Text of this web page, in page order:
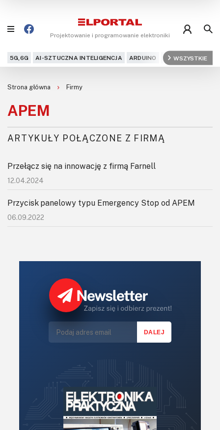
Projektowanie i programowanie elektroniki
5G,6G AI-SZTUCZNA INTELIGENCJA ARDUINO ARM AUDIO
WSZYSTKIE
Projekty
Czytelnia
Dla Ciebie
Magazyny
Archiwum
Do pobrania
Strona główna Firmy
APEM
ARTYKUŁY POŁĄCZONE Z FIRMĄ
Przełącz się na innowację z firmą Farnell
12.04.2024
Przycisk panelowy typu Emergency Stop od APEM
06.09.2022